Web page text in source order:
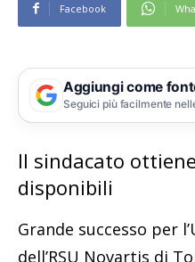
Facebook
Aggiungi come
Seguici più facilmente
Il sindacato
disponibili
Grande successo per
dell’RSU Novartis di